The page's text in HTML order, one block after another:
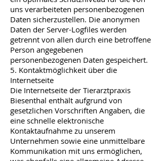
uns verarbeiteten personenbezogenen
Daten sicherzustellen. Die anonymen
Daten der Server-Logfiles werden
getrennt von allen durch eine betroffene
Person angegebenen
personenbezogenen Daten gespeichert.
5. Kontaktmöglichkeit über die
Internetseite
Die Internetseite der Tierarztpraxis
Biesenthal enthält aufgrund von
gesetzlichen Vorschriften Angaben, die
eine schnelle elektronische
Kontaktaufnahme zu unserem
Unternehmen sowie eine unmittelbare
Kommunikation mit uns ermöglichen,